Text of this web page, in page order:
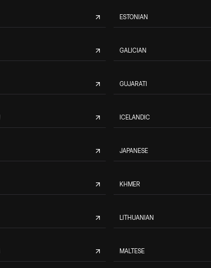
ESTONIAN
GALICIAN
GUJARATI
ICELANDIC
JAPANESE
KHMER
LITHUANIAN
MALTESE